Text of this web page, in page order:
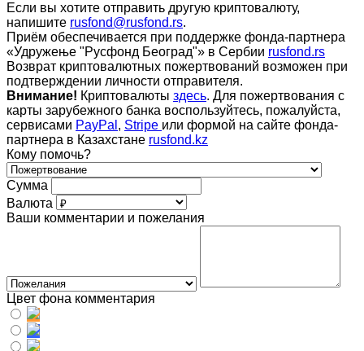
Если вы хотите отправить другую криптовалюту,
напишите rusfond@rusfond.rs.
Приём обеспечивается при поддержке фонда-партнера
«Удружење "Русфонд Београд"» в Сербии rusfond.rs
Возврат криптовалютных пожертвований возможен при
подтверждении личности отправителя.
Внимание! Криптовалюты здесь. Для пожертвования с
карты зарубежного банка воспользуйтесь, пожалуйста,
сервисами PayPal , Stripe или формой на сайте фонда-
партнера в Казахстане rusfond.kz
Кому помочь?
Сумма
Валюта
Ваши комментарии и пожелания
Цвет фона комментария